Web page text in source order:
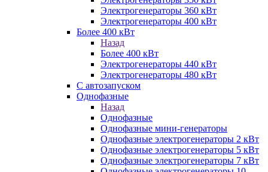
Электрогенераторы 360 кВт
Электрогенераторы 400 кВт
Более 400 кВт
Назад
Более 400 кВт
Электрогенераторы 440 кВт
Электрогенераторы 480 кВт
С автозапуском
Однофазные
Назад
Однофазные
Однофазные мини-генераторы
Однофазные электрогенераторы 2 кВт
Однофазные электрогенераторы 5 кВт
Однофазные электрогенераторы 7 кВт